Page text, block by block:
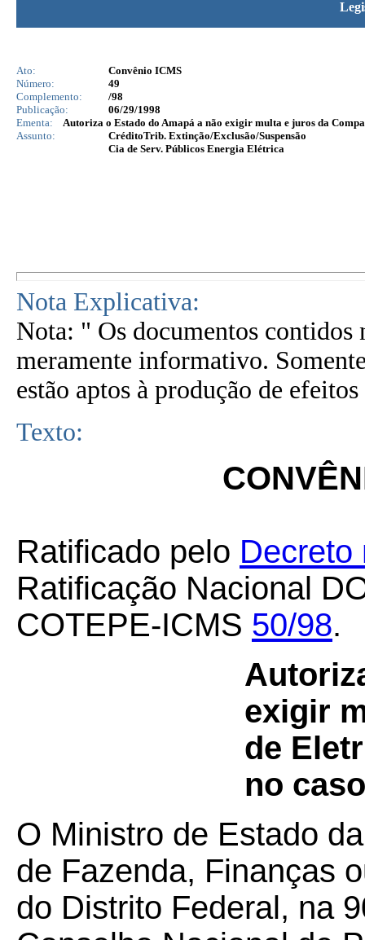
Ato:
Convênio ICMS
Número:
49
Complemento:
/98
Publicação:
06/29/1998
Ementa:
Autoriza o Estado do Amapá a não exigir multa e juros da
Assunto:
CréditoTrib. Extinção/Exclusão/Suspensão
Cia de Serv. Públicos Energia Elétrica
Nota Explicativa:
Nota: " Os documentos contidos
meramente informativo.
estão aptos à produção de
Texto:
Ratificado pelo Decreto
Ratificação Nacional
COTEPE-ICMS 50/98.
exigir
de
no
O Ministro de Estado
de Fazenda, Finanças
do Distrito Federal, na